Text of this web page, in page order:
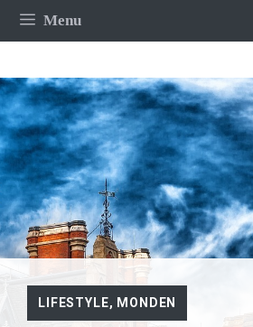
Sari
Menu
LIFESTYLE, MONDEN